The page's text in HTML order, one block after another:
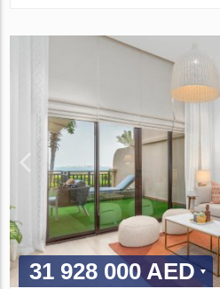
31 928 000 AED